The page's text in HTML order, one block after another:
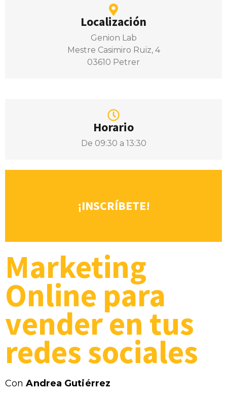
Localización
Genion Lab
Mestre Casimiro Ruiz, 4
03610 Petrer
Horario
De 09:30 a 13:30
¡INSCRÍBETE!
Marketing
Online para
vender en tus
redes sociales
ConAndrea Gutiérrez